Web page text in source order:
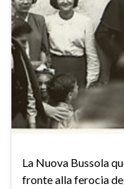
La Nuova Bussola
fronte alla ferocia